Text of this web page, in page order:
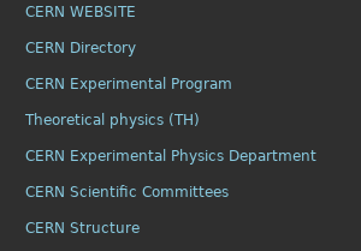
CERN WEBSITE
CERN Directory
CERN Experimental Program
Theoretical physics (TH)
CERN Experimental Physics Department
CERN Scientific Committees
CERN Structure